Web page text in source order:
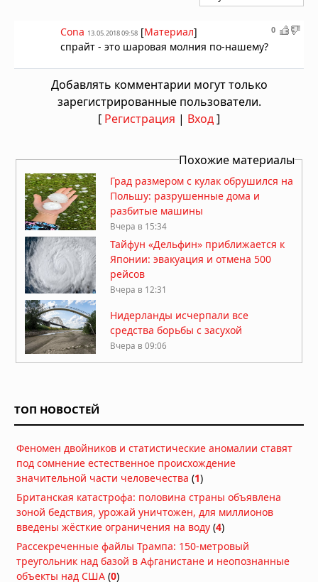
0
Cona 13.05.2018 09:58 [Материал]
спрайт - это шаровая молния по-нашему?
Добавлять комментарии могут только
зарегистрированные пользователи.
[ Регистрация | Вход]
Похожие материалы
Град размером с кулак обрушился на
Польшу: разрушенные дома и
разбитые машины
Вчера в 15:34
Тайфун «Дельфин» приближается к
Японии: эвакуация и отмена 500
рейсов
Вчера в 12:31
Нидерланды исчерпали все
средства борьбы с засухой
Вчера в 09:06
извержение заставило власти
объявить оранжевый уровень
опасности
04.08.2026 в 11:33
Землетрясение магнитудой 5,5 у
берегов Египта: толчки ощущались
в Каире
03.08.2026 в 06:38
Супертайфун «Дельфин»: пятый
ТОП НОВОСТЕЙ
Феномен двойников и статистические аномалии ставят
под сомнение естественное происхождение
значительной части человечества (1)
Британская катастрофа: половина страны объявлена
зоной бедствия, урожай уничтожен, для миллионов
введены жёсткие ограничения на воду (4)
Рассекреченные файлы Трампа: 150-метровый
треугольник над базой в Афганистане и неопознанные
объекты над США (0)